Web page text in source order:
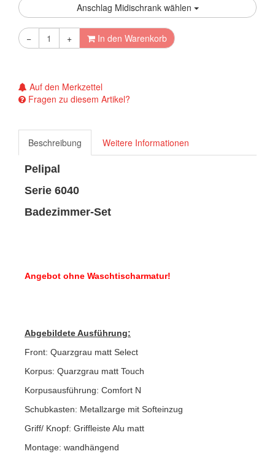
Anschlag Midischrank wählen
− + In den Warenkorb
Auf den Merkzettel
Fragen zu diesem Artikel?
Beschreibung Weitere Informationen
Pelipal
Serie 6040
Badezimmer-Set
Angebot ohne Waschtischarmatur!
Abgebildete Ausführung:
Front: Quarzgrau matt Select
Korpus: Quarzgrau matt Touch
Korpusausführung: Comfort N
Schubkasten: Metallzarge mit Softeinzug
Griff/ Knopf: Griffleiste Alu matt
Montage: wandhängend